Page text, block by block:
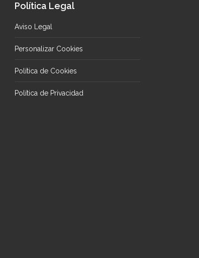
Política Legal
Aviso Legal
Personalizar Cookies
Política de Cookies
Política de Privacidad